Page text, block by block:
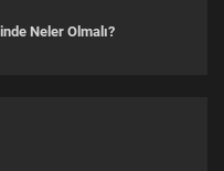
Neler Olmalı?